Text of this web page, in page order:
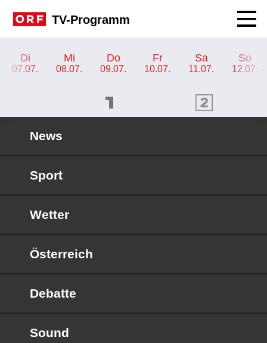
TV-Programm
Di
07.07.
Mi
08.07.
Do
09.07.
Fr
10.07.
Sa
11.07.
So
12.07.
ORF 2 Programm
News
Sport
Wetter
Österreich
Debatte
Sound